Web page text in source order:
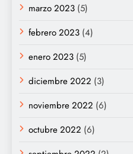
marzo 2023 (5)
febrero 2023 (4)
enero 2023 (5)
diciembre 2022 (3)
noviembre 2022 (6)
octubre 2022 (6)